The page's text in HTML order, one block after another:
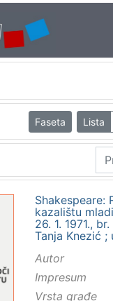
Faseta Lista
Shakespeare:
kazalištu
26. 1. 1971.,
Tanja Knezić ;
Autor
Impresum
Vrsta građe